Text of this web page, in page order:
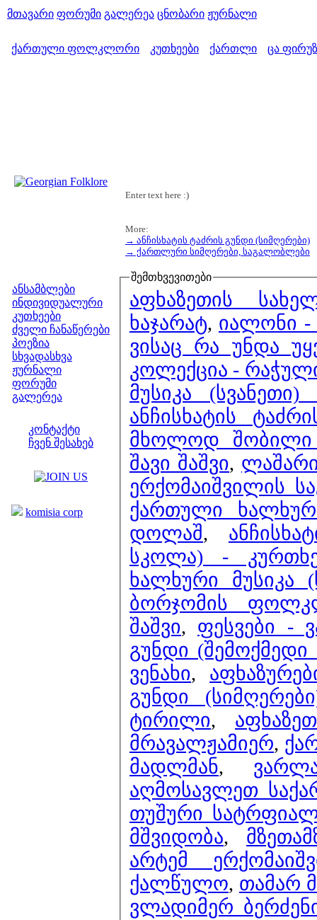
მთავარი ფორუმი გალერეა ცნობარი ჟურნალი
ქართული ფოლკლორი კუთხეები ქართლი ცა ფირუზ
ანსამბლები
ინდივიდუალური
კუთხეები
ძველი ჩანაწერები
პოეზია
სხვადასხვა
ჟურნალი
ფორუმი
გალერეა
კონტაქტი
ჩვენ შესახებ
komisia corp
Enter text here :)
More:
→ ანჩისხატის ტაძრის გუნდი (სიმღერები)
→ ქართლური სიმღერები, საგალობლები
შემთხვევითები
აფხაზეთის
ხაჯარატ, იალონი -
ვისაც რა უნდა
კოლექცია -
მუსიკა
ანჩისხატის
მხოლოდ შობილი
შავი შაშვი,
ერქომაიშვილის
ქართული
დოლაშ,
სკოლა) -
ხალხური
ბორჯომის
შაშვი, ფესვები -
გუნდი
ვენახი,
გუნდი
ტირილი,
მრავალჟამიერ,
მადლმან,
აღმოსავლეთ
თუშური
მშვიდობა,
არტემ
ქალწულო, თამარ
ვლადიმერ